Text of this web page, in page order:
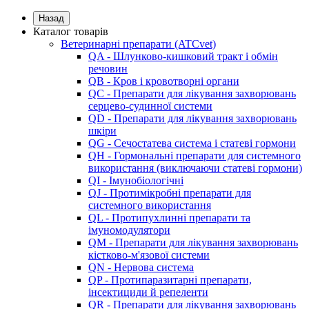
Назад
Каталог товарів
Ветеринарні препарати (ATCvet)
QA - Шлунково-кишковий тракт і обмін
речовин
QB - Кров і кровотворні органи
QC - Препарати для лікування захворювань
серцево-судинної системи
QD - Препарати для лікування захворювань
шкіри
QG - Сечостатева система і статеві гормони
QH - Гормональні препарати для системного
використання (виключаючи статеві гормони)
QI - Імунобіологічні
QJ - Протимікробні препарати для
системного використання
QL - Протипухлинні препарати та
імуномодулятори
QM - Препарати для лікування захворювань
кістково-м'язової системи
QN - Нервова система
QP - Протипаразитарні препарати,
інсектициди й репеленти
QR - Препарати для лікування захворювань